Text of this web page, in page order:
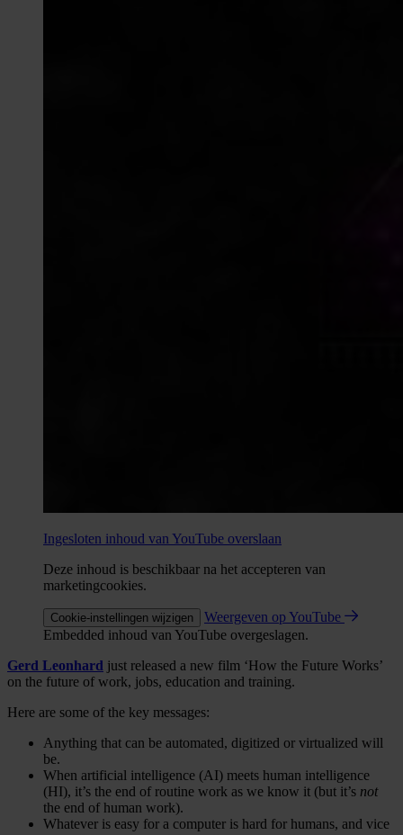
Ingesloten inhoud van YouTube overslaan
Deze inhoud is beschikbaar na het accepteren van
marketingcookies.
Cookie-instellingen wijzigen
Weergeven op YouTube
Embedded inhoud van YouTube overgeslagen.
Gerd Leonhard just released a new film ‘How the Future Works’
on the future of work, jobs, education and training.
Here are some of the key messages:
Anything that can be automated, digitized or virtualized will
be.
When artificial intelligence (AI) meets human intelligence
(HI), it’s the end of routine work as we know it (but it’s not
the end of human work).
Whatever is easy for a computer is hard for humans, and vice